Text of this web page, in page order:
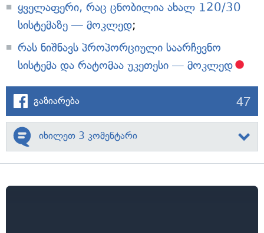
ყველაფერი, რაც ცნობილია ახალ 120/30
სისტემაზე — მოკლედ;
რას ნიშნავს პროპორციული საარჩევნო
სისტემა და რატომაა უკეთესი — მოკლედ
გაზიარება 47
იხილეთ 3 კომენტარი